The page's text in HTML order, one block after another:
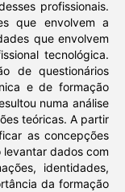
profissionais.
que envolvem a
que envolvem
tecnológica.
de questionários
e de formação
numa análise
teóricas. A partir
as concepções
dados com
identidades,
da formação